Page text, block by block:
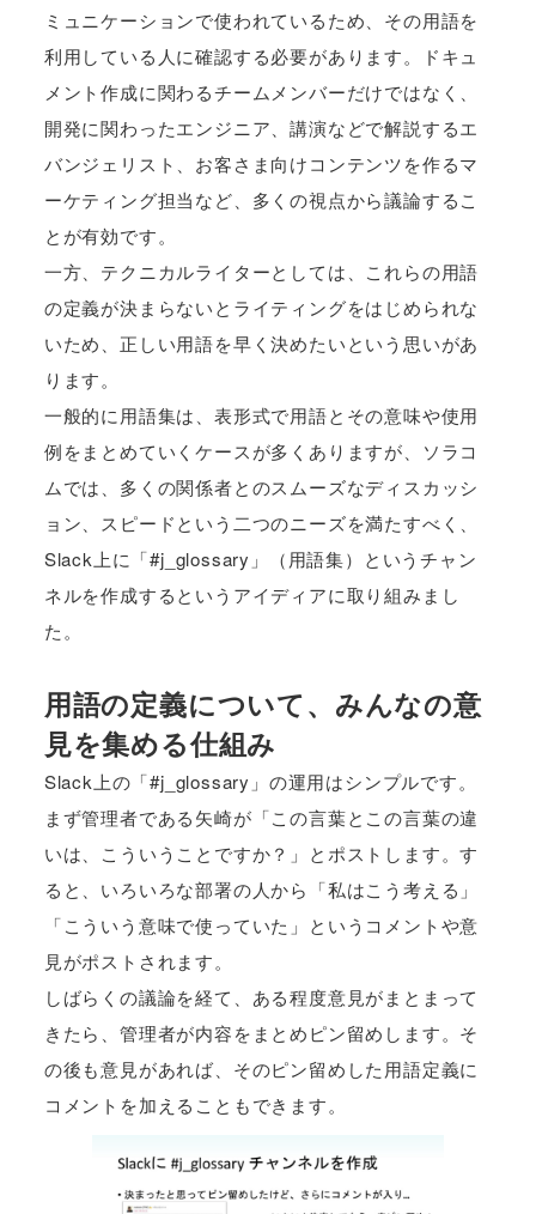
ミュニケーションで使われているため、その用語を
利用している人に確認する必要があります。ドキュ
メント作成に関わるチームメンバーだけではなく、
開発に関わったエンジニア、講演などで解説するエ
バンジェリスト、お客さま向けコンテンツを作るマ
ーケティング担当など、多くの視点から議論するこ
とが有効です。
一方、テクニカルライターとしては、これらの用語
の定義が決まらないとライティングをはじめられな
いため、正しい用語を早く決めたいという思いがあ
ります。
一般的に用語集は、表形式で用語とその意味や使用
例をまとめていくケースが多くありますが、ソラコ
ムでは、多くの関係者とのスムーズなディスカッシ
ョン、スピードという二つのニーズを満たすべく、
Slack上に「#j_glossary」（用語集）というチャン
ネルを作成するというアイディアに取り組みまし
た。
用語の定義について、みんなの意
見を集める仕組み
Slack上の「#j_glossary」の運用はシンプルです。
まず管理者である矢崎が「この言葉とこの言葉の違
いは、こういうことですか？」とポストします。す
ると、いろいろな部署の人から「私はこう考える」
「こういう意味で使っていた」というコメントや意
見がポストされます。
しばらくの議論を経て、ある程度意見がまとまって
きたら、管理者が内容をまとめピン留めします。そ
の後も意見があれば、そのピン留めした用語定義に
コメントを加えることもできます。